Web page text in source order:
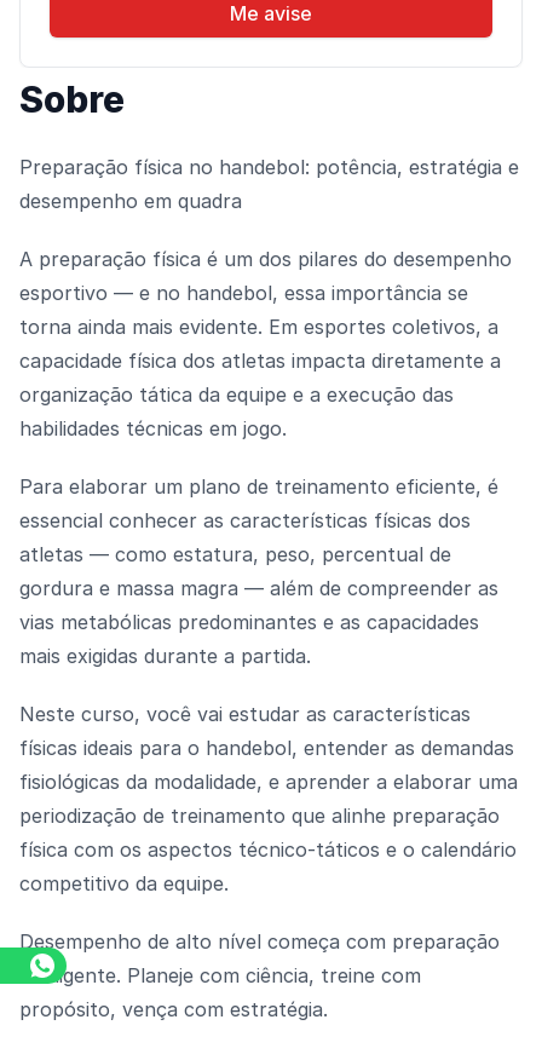
Me avise
Sobre
Preparação física no handebol: potência, estratégia e
desempenho em quadra
A preparação física é um dos pilares do desempenho
esportivo — e no handebol, essa importância se
torna ainda mais evidente. Em esportes coletivos, a
capacidade física dos atletas impacta diretamente a
organização tática da equipe e a execução das
habilidades técnicas em jogo.
Para elaborar um plano de treinamento eficiente, é
essencial conhecer as características físicas dos
atletas — como estatura, peso, percentual de
gordura e massa magra — além de compreender as
vias metabólicas predominantes e as capacidades
mais exigidas durante a partida.
Neste curso, você vai estudar as características
físicas ideais para o handebol, entender as demandas
fisiológicas da modalidade, e aprender a elaborar uma
periodização de treinamento que alinhe preparação
física com os aspectos técnico-táticos e o calendário
competitivo da equipe.
Desempenho de alto nível começa com preparação
inteligente. Planeje com ciência, treine com
propósito, vença com estratégia.